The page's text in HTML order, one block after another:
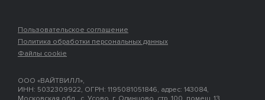
Пользовательское соглашение
Политика обработки персональных данных
Файлы cookie
ООО «ВАЙТВИЛЛ»,
ИНН: 5032309922, ОГРН: 1195081051846, адрес: 143084,